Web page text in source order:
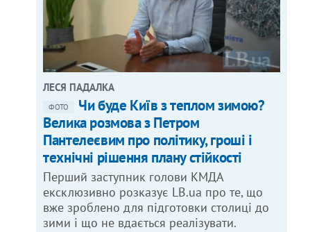
ЛЕСЯ ПАДАЛКА
ФОТО
Чи буде Київ з теплом зимою?
Велика розмова з Петром
Пантелеєвим про політику, гроші і
технічні рішення плану стійкості
Перший заступник голови КМДА
ексклюзивно розказує LB.ua про те, що
вже зроблено для підготовки столиці до
зими і що не вдається реалізувати.